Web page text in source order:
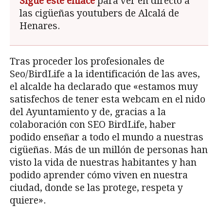
las cigüeñas youtubers de Alcalá de
Henares.
Tras proceder los profesionales de
Seo/BirdLife a la identificación de las aves,
el alcalde ha declarado que «estamos muy
satisfechos de tener esta webcam en el nido
del Ayuntamiento y de, gracias a la
colaboración con SEO BirdLife, haber
podido enseñar a todo el mundo a nuestras
cigüeñas. Más de un millón de personas han
visto la vida de nuestras habitantes y han
podido aprender cómo viven en nuestra
ciudad, donde se las protege, respeta y
quiere».